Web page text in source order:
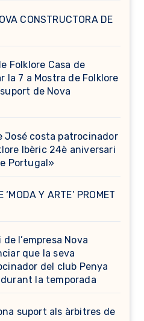
CONSTRUCTORA DE
Folklore Casa de
la 7 a Mostra de Folklore
de Nova
José costa patrocinador
Ibèric 24è aniversari
Portugal»
Y ARTE’ PROMET
l’empresa Nova
que la seva
del club Penya
durant la temporada
suport als àrbitres de